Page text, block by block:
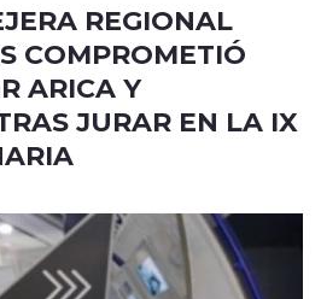
REGIONAL
COMPROMETIÓ
ARICA Y
JURAR EN LA IX